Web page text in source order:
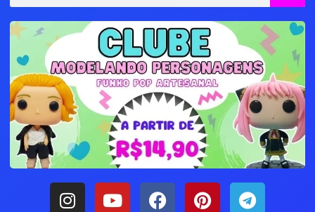
I
n
Y
o
F
a
P
i
T
e